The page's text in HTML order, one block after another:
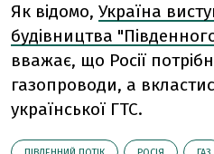
Як відомо, Україна
будівництва
вважає, що Росії
газопроводи, а
української ГТС.